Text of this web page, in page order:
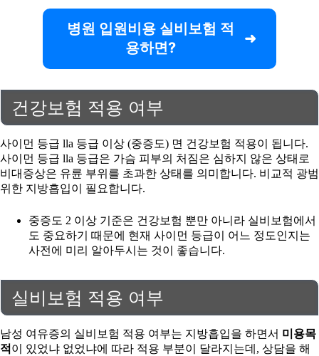
병원 입원비용 실비보험 적
용하면?
건강보험 적용 여부
사이먼 등급 lla 등급 이상 (중증도) 면 건강보험 적용이 됩니다.
사이먼 등급 lla 등급은 가슴 피부의 처짐은 심하지 않은 상태로
비대증상은 유륜 부위를 초과한 상태를 의미합니다. 비교적 광범
위한 지방흡입이 필요합니다.
중증도 2 이상 기준은 건강보험 뿐만 아니라 실비보험에서
도 중요하기 때문에 현재 사이먼 등급이 어느 정도인지는
사전에 미리 알아두시는 것이 좋습니다.
실비보험 적용 여부
남성 여유증의 실비보험 적용 여부는 지방흡입을 하면서 미용목
적 이 있었냐 없었냐에 따라 적용 부분이 달라지는데, 상담을 해